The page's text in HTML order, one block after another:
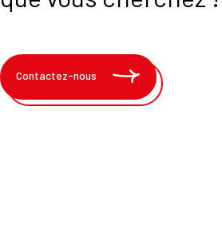
Contactez-nous